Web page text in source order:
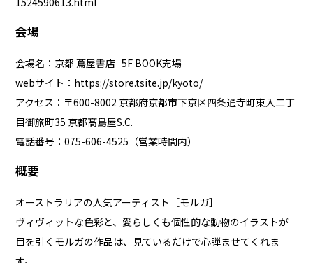
会場
会場名：京都 蔦屋書店 5F BOOK売場
webサイト： https://store.tsite.jp/kyoto/
アクセス：〒600-8002 京都府京都市下京区四条通寺町東⼊⼆丁
⽬御旅町35 京都髙島屋S.C.
電話番号：075-606-4525（営業時間内）
概要
オーストラリアの人気アーティスト［モルガ］
ヴィヴィットな色彩と、愛らしくも個性的な動物のイラストが
目を引くモルガの作品は、見ているだけで心弾ませてくれま